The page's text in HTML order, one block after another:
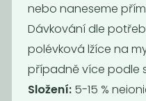
Prací gel
levandule
169Kč/ Kg
nebo naneseme
Dávkování dle
polévková lžíce na
případně více podle
Složení: 5-15 %